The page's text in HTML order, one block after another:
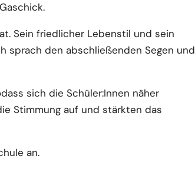
Sein friedlicher Lebenstil und sein
sprach den abschließenden Segen und
sich die Schüler:Innen näher
Stimmung auf und stärkten das
an.